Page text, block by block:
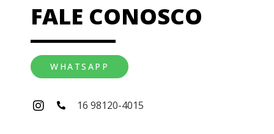
FALE CONOSCO
WHATSAPP
16 98120-4015